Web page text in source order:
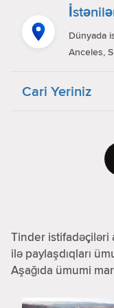
Dünyada
Anceles,
Cari Yeriniz
Tinder istifadəçiləri
ilə paylaşdıqları
Aşağıda ümumi